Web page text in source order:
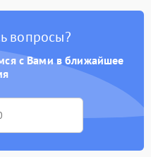
вопросы?
с Вами в ближайшее